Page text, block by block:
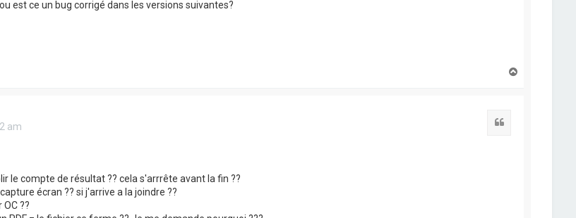
est ce un bug corrigé dans les versions suivantes?
am
le compte de résultat ?? cela s'arrrête avant la fin ??
écran ?? si j'arrive a la joindre ??
??